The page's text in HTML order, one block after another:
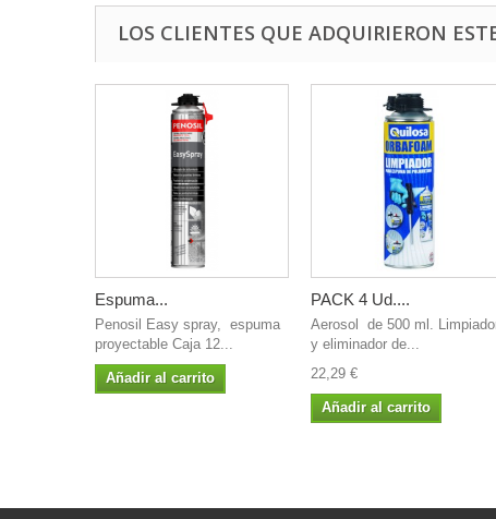
LOS CLIENTES QUE ADQUIRIERON
Espuma...
Penosil Easy spray, espuma
proyectable Caja 12...
Añadir al carrito
PACK 4 Ud....
Aerosol de 500 ml.
y eliminador de...
22,29 €
Añadir al carrito